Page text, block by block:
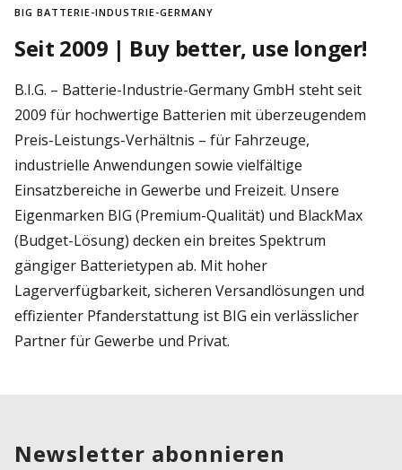
BIG BATTERIE-INDUSTRIE-GERMANY
Seit 2009 | Buy better, use longer!
B.I.G. – Batterie-Industrie-Germany GmbH steht seit
2009 für hochwertige Batterien mit überzeugendem
Preis-Leistungs-Verhältnis – für Fahrzeuge,
industrielle Anwendungen sowie vielfältige
Einsatzbereiche in Gewerbe und Freizeit. Unsere
Eigenmarken BIG (Premium-Qualität) und BlackMax
(Budget-Lösung) decken ein breites Spektrum
gängiger Batterietypen ab. Mit hoher
Lagerverfügbarkeit, sicheren Versandlösungen und
effizienter Pfanderstattung ist BIG ein verlässlicher
Partner für Gewerbe und Privat.
Newsletter abonnieren